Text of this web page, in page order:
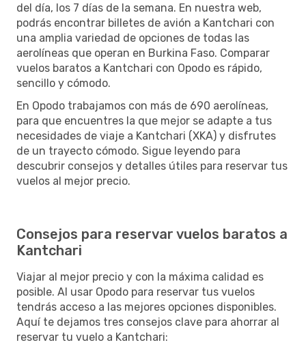
del día, los 7 días de la semana. En nuestra web,
podrás encontrar billetes de avión a Kantchari con
una amplia variedad de opciones de todas las
aerolíneas que operan en Burkina Faso. Comparar
vuelos baratos a Kantchari con Opodo es rápido,
sencillo y cómodo.
En Opodo trabajamos con más de 690 aerolíneas,
para que encuentres la que mejor se adapte a tus
necesidades de viaje a Kantchari (XKA) y disfrutes
de un trayecto cómodo. Sigue leyendo para
descubrir consejos y detalles útiles para reservar tus
vuelos al mejor precio.
Consejos para reservar vuelos baratos a
Kantchari
Viajar al mejor precio y con la máxima calidad es
posible. Al usar Opodo para reservar tus vuelos
tendrás acceso a las mejores opciones disponibles.
Aquí te dejamos tres consejos clave para ahorrar al
reservar tu vuelo a Kantchari: